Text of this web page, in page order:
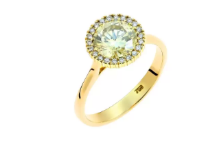
το δαχτυλίδι με κίτρινο διαμάντι σε
που θα βρείτε στη συλλογή μας
μονόπετρο των ονείρων σας!